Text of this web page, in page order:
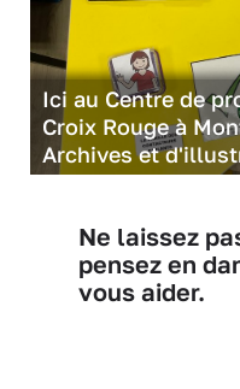
Ici au Centre de
Croix Rouge à
Archives et
Ne laissez
pensez en
vous aider.